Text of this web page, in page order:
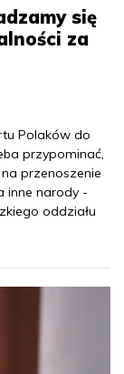
się
za
Polaków do
przypominać,
przenoszenie
inne narody -
oddziału